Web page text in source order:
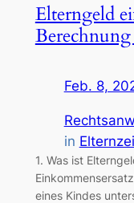
Elterngeld
Feb. 8,
in
1. Was ist
eines Kindes